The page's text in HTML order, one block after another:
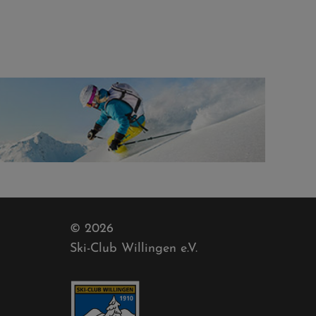
© 2026
Ski-Club Willingen e.V.